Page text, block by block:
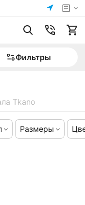
Фильтры
Tkano
Размеры